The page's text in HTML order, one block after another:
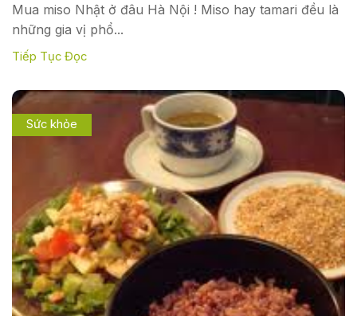
Mua miso Nhật ở đâu Hà Nội ! Miso hay tamari đều là
những gia vị phổ...
Tiếp Tục Đọc
Sức khỏe